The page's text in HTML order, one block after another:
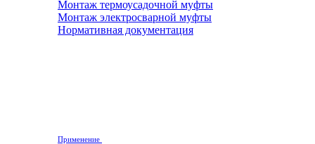
Монтаж термоусадочной муфты
Монтаж электросварной муфты
Нормативная документация
Применение